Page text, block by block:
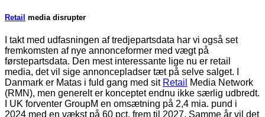
Retail media disrupter
I takt med udfasningen af tredjepartsdata har vi også set
fremkomsten af nye annonceformer med vægt på
førstepartsdata. Den mest interessante lige nu er retail
media, det vil sige annoncepladser tæt på selve salget. I
Danmark er Matas i fuld gang med sit Retail
Media Network
(RMN), men generelt er konceptet endnu ikke særlig udbredt.
I UK forventer GroupM en omsætning på 2,4 mia. pund i
2024 med en vækst på 60 pct. frem til 2027. Samme år vil det